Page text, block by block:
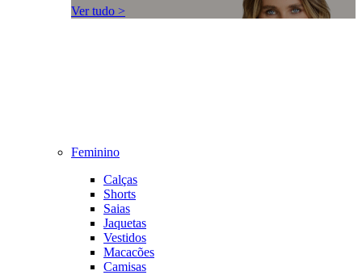
Ver tudo >
Feminino
Calças
Shorts
Saias
Jaquetas
Vestidos
Macacões
Camisas